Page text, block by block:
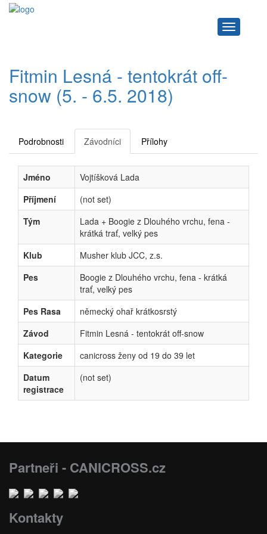
Navigace
Fitmin Lesná - tentokrát off-
snow (5. - 6.5. 2018)
Podrobnosti Závodníci Přílohy
Jméno
Vojtíšková Lada
Příjmení
(not set)
Tým
Lada + Boogie z Dlouhého vrchu, fena -
krátká trať, velký pes
Klub
Musher klub JCC, z.s.
Pes
Boogie z Dlouhého vrchu, fena - krátká
trať, velký pes
Pes Rasa
německý ohař krátkosrstý
Závod
Fitmin Lesná - tentokrát off-snow
Kategorie
canicross ženy od 19 do 39 let
Datum
registrace
(not set)
Partneři - CANICROSS.cz
Kontakty